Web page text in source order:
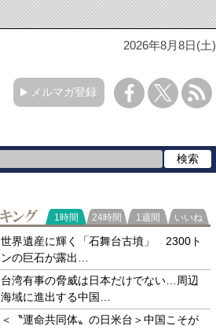
2026年8月8日(土)
メルマガ登録
ランキング
1時間 24時間 1週間 いいね
世界遺産に輝く「石舞台古墳」 2300ト
ンの巨石が露出…
台湾有事の脅威は日本だけでない…周辺
海域に進出する中国…
＜〝運命共同体〟の日米台＞中国こそが